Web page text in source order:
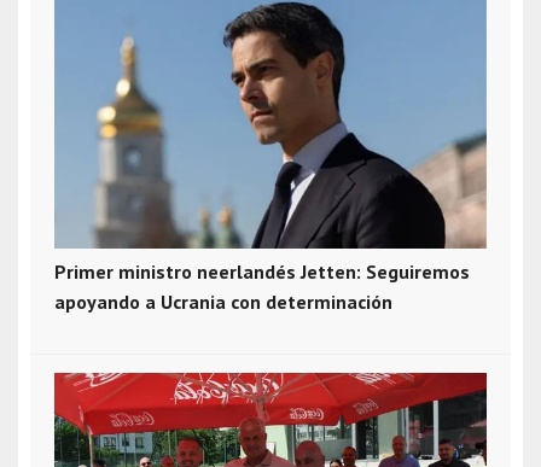
Primer ministro neerlandés Jetten: Seguiremos
apoyando a Ucrania con determinación